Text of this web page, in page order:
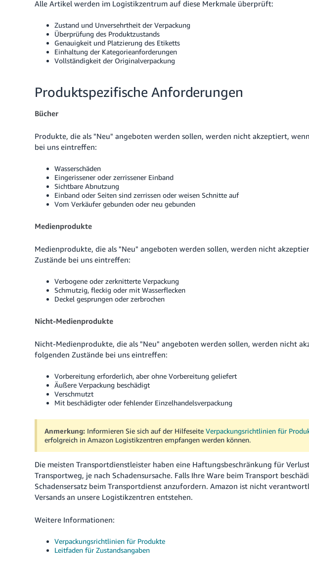
Alle Artikel werden im Logistikzentrum auf diese Merkmale überprüft:
Zustand und Unversehrtheit der Verpackung
Überprüfung des Produktzustands
Genauigkeit und Platzierung des Etiketts
Einhaltung der Kategorieanforderungen
Vollständigkeit der Originalverpackung
Produktspezifische Anforderungen
Bücher
Produkte, die als "Neu" angeboten werden sollen, werden nicht akzeptiert,
bei uns eintreffen:
Wasserschäden
Eingerissener oder zerrissener Einband
Sichtbare Abnutzung
Einband oder Seiten sind zerrissen oder weisen Schnitte auf
Vom Verkäufer gebunden oder neu gebunden
Medienprodukte
Medienprodukte, die als "Neu" angeboten werden sollen, werden nicht
Zustände bei uns eintreffen:
Verbogene oder zerknitterte Verpackung
Schmutzig, fleckig oder mit Wasserflecken
Deckel gesprungen oder zerbrochen
Nicht-Medienprodukte
Nicht-Medienprodukte, die als "Neu" angeboten werden sollen, werden nicht
folgenden Zustände bei uns eintreffen:
Vorbereitung erforderlich, aber ohne Vorbereitung geliefert
Äußere Verpackung beschädigt
Verschmutzt
Mit beschädigter oder fehlender Einzelhandelsverpackung
Anmerkung: Informieren Sie sich auf der Hilfeseite Verpackungsrichtlinien für
erfolgreich in Amazon Logistikzentren empfangen werden können.
Die meisten Transportdienstleister haben eine Haftungsbeschränkung für
Transportweg, je nach Schadensursache. Falls Ihre Ware beim Transport
Schadensersatz beim Transportdienst anzufordern. Amazon ist nicht
Versands an unsere Logistikzentren entstehen.
Weitere Informationen:
Verpackungsrichtlinien für Produkte
Leitfaden für Zustandsangaben